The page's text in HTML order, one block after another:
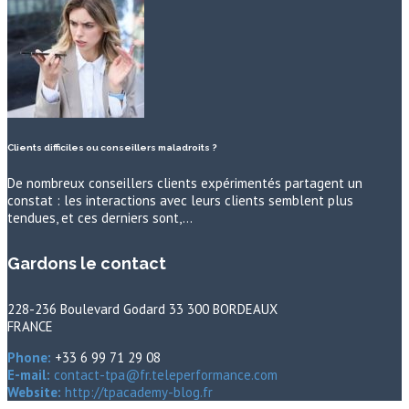
Clients difficiles ou conseillers maladroits ?
De nombreux conseillers clients expérimentés partagent un
constat : les interactions avec leurs clients semblent plus
tendues, et ces derniers sont,…
Gardons le contact
228-236 Boulevard Godard 33 300 BORDEAUX
FRANCE
Phone: +33 6 99 71 29 08
E-mail: contact-tpa@fr.teleperformance.com
Website: http://tpacademy-blog.fr